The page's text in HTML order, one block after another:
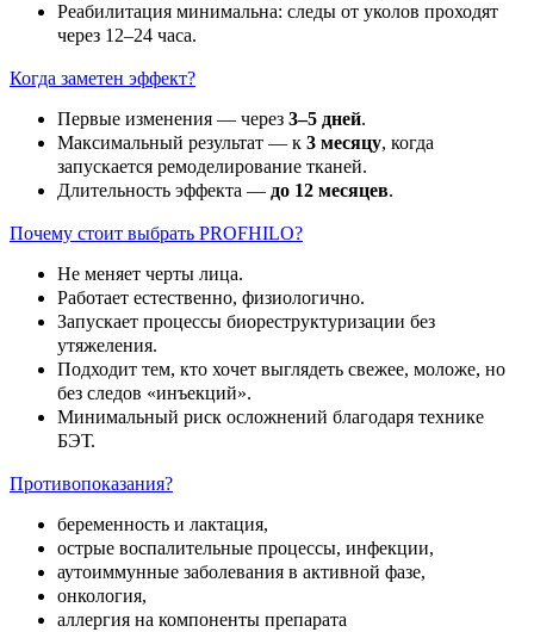
Реабилитация минимальна: следы от уколов проходят
через 12–24 часа.
Когда заметен эффект?
Первые изменения — через 3–5 дней.
Максимальный результат — к 3 месяцу, когда
запускается ремоделирование тканей.
Длительность эффекта — до 12 месяцев.
Почему стоит выбрать PROFHILO?
Не меняет черты лица.
Работает естественно, физиологично.
Запускает процессы биореструктуризации без
утяжеления.
Подходит тем, кто хочет выглядеть свежее, моложе, но
без следов «инъекций».
Минимальный риск осложнений благодаря технике
БЭТ.
Противопоказания?
беременность и лактация,
острые воспалительные процессы, инфекции,
аутоиммунные заболевания в активной фазе,
онкология,
аллергия на компоненты препарата